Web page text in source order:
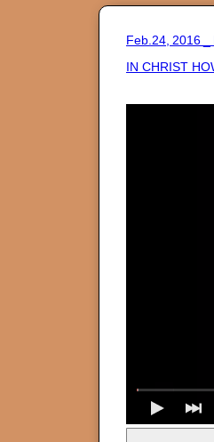
Feb.24, 2016
IN CHRIST